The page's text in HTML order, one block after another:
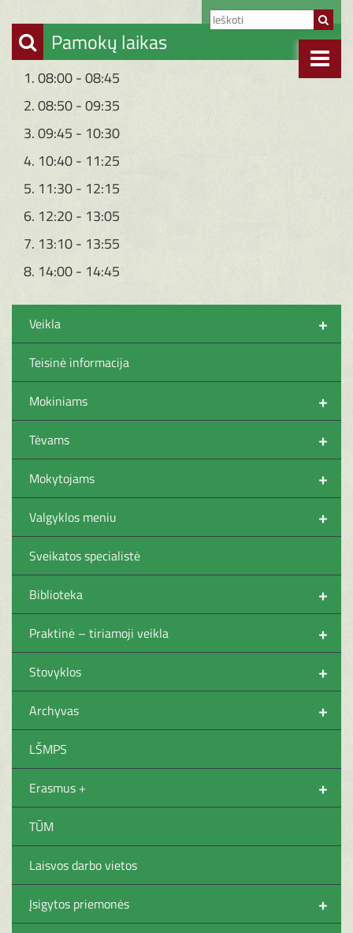
Pamokų laikas
1. 08:00 - 08:45
2. 08:50 - 09:35
3. 09:45 - 10:30
4. 10:40 - 11:25
5. 11:30 - 12:15
6. 12:20 - 13:05
7. 13:10 - 13:55
8. 14:00 - 14:45
+
Veikla
Teisinė informacija
+
Mokiniams
+
Tėvams
+
Mokytojams
+
Valgyklos meniu
Sveikatos specialistė
+
Biblioteka
+
Praktinė – tiriamoji veikla
+
Stovyklos
+
Archyvas
LŠMPS
+
Erasmus +
TŪM
Laisvos darbo vietos
+
Įsigytos priemonės